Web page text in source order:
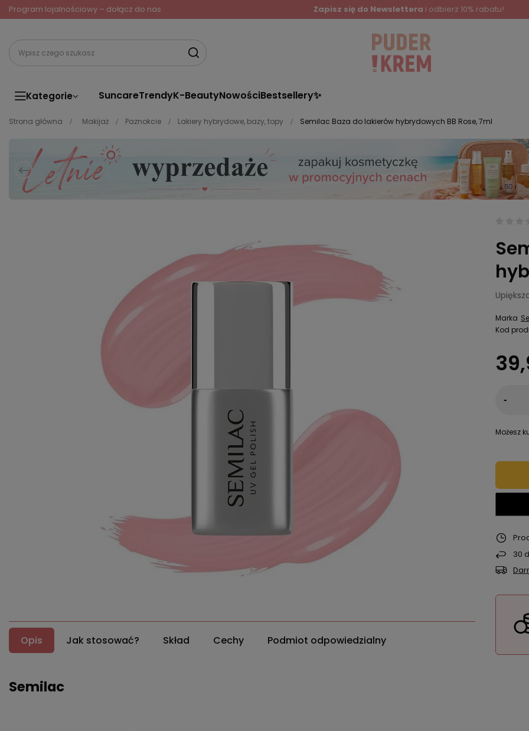
Program lojalnościowy – dołącz do nas Zapisz się do Newslettera i odbierz 10% rabatu!
Kategorie SuncareTrendyK-BeautyNowościBestsellery✨
Strona główna Makijaż Paznokcie Lakiery hybrydowe, bazy, topy Semilac Baza do lakierów hybrydowych BB Rose, 7ml
Opis Jak stosować? Skład Cechy Podmiot odpowiedzialny
Semilac
Marka
Kod
-
Możesz
30